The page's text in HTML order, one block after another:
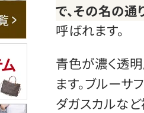
で、その名の通
呼ばれます。
青色が濃く透
ます。ブルーサ
ダガスカルなど